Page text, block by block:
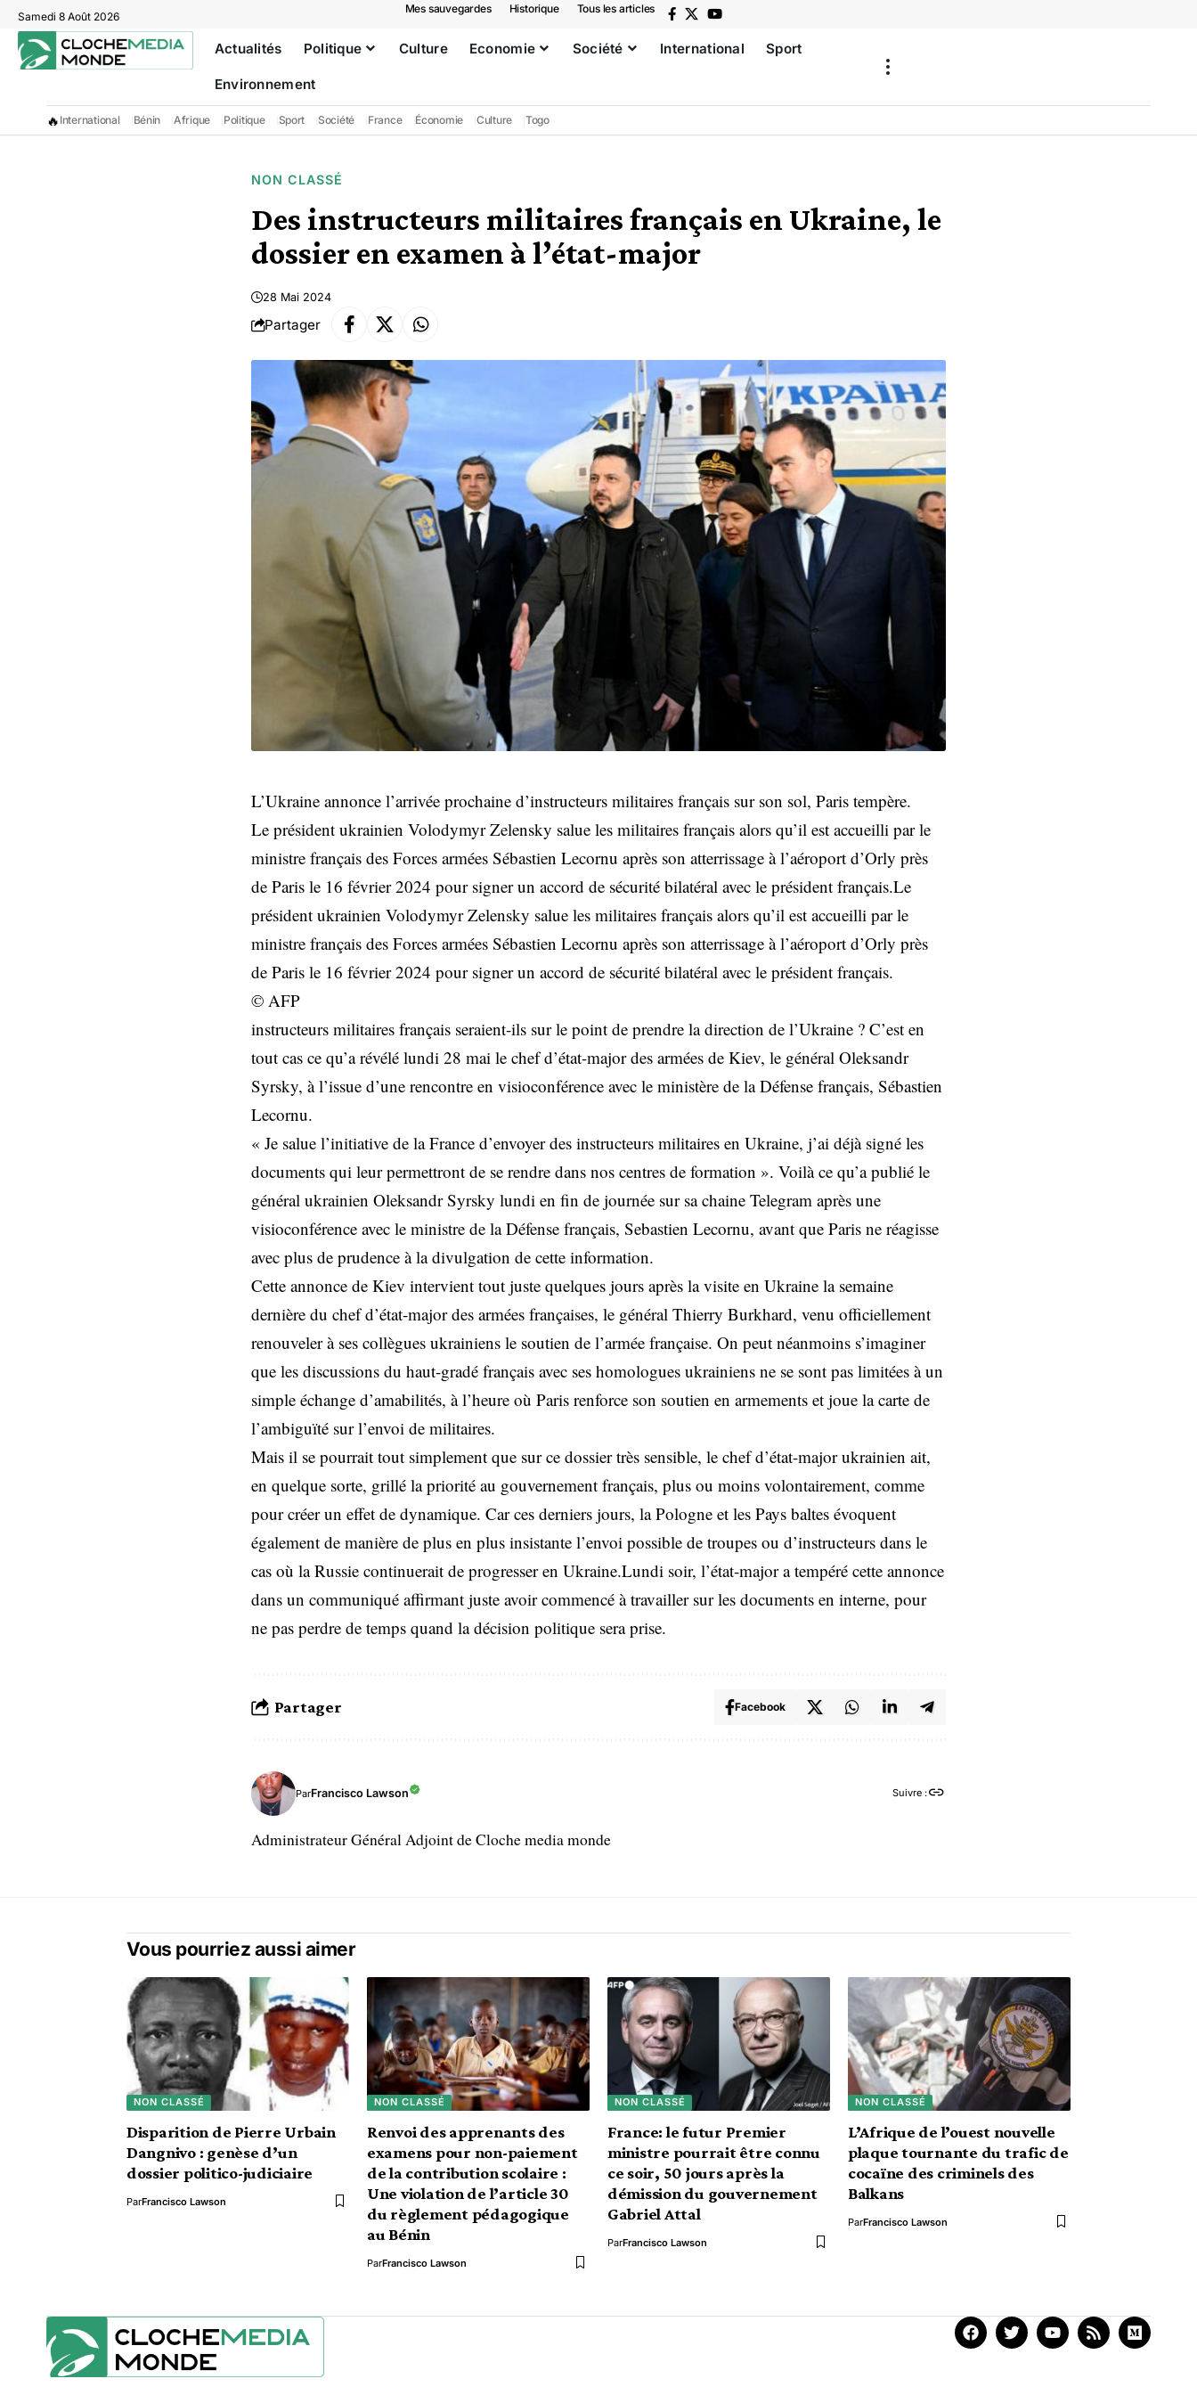
Samedi 8 Août 2026
Mes sauvegardes Historique Tous les articles
Actualités Politique Culture Economie Société International Sport
Environnement
🔥 International Bénin Afrique Politique Sport Société France Économie Culture Togo
NON CLASSÉ
Des instructeurs militaires français en Ukraine, le
dossier en examen à l’état-major
28 Mai 2024
Partager
L’Ukraine annonce l’arrivée prochaine d’instructeurs militaires français sur son sol, Paris tempère.
Le président ukrainien Volodymyr Zelensky salue les militaires français alors qu’il est accueilli par le
ministre français des Forces armées Sébastien Lecornu après son atterrissage à l’aéroport d’Orly près
de Paris le 16 février 2024 pour signer un accord de sécurité bilatéral avec le président français.Le
président ukrainien Volodymyr Zelensky salue les militaires français alors qu’il est accueilli par le
ministre français des Forces armées Sébastien Lecornu après son atterrissage à l’aéroport d’Orly près
de Paris le 16 février 2024 pour signer un accord de sécurité bilatéral avec le président français.
© AFP
instructeurs militaires français seraient-ils sur le point de prendre la direction de l’Ukraine ? C’est en
tout cas ce qu’a révélé lundi 28 mai le chef d’état-major des armées de Kiev, le général Oleksandr
Syrsky, à l’issue d’une rencontre en visioconférence avec le ministère de la Défense français, Sébastien
Lecornu.
« Je salue l’initiative de la France d’envoyer des instructeurs militaires en Ukraine, j’ai déjà signé les
documents qui leur permettront de se rendre dans nos centres de formation ». Voilà ce qu’a publié le
général ukrainien Oleksandr Syrsky lundi en fin de journée sur sa chaine Telegram après une
visioconférence avec le ministre de la Défense français, Sebastien Lecornu, avant que Paris ne réagisse
avec plus de prudence à la divulgation de cette information.
Cette annonce de Kiev intervient tout juste quelques jours après la visite en Ukraine la semaine
dernière du chef d’état-major des armées françaises, le général Thierry Burkhard, venu officiellement
renouveler à ses collègues ukrainiens le soutien de l’armée française. On peut néanmoins s’imaginer
que les discussions du haut-gradé français avec ses homologues ukrainiens ne se sont pas limitées à un
simple échange d’amabilités, à l’heure où Paris renforce son soutien en armements et joue la carte de
l’ambiguïté sur l’envoi de militaires.
Mais il se pourrait tout simplement que sur ce dossier très sensible, le chef d’état-major ukrainien ait,
en quelque sorte, grillé la priorité au gouvernement français, plus ou moins volontairement, comme
pour créer un effet de dynamique. Car ces derniers jours, la Pologne et les Pays baltes évoquent
également de manière de plus en plus insistante l’envoi possible de troupes ou d’instructeurs dans le
cas où la Russie continuerait de progresser en Ukraine.Lundi soir, l’état-major a tempéré cette annonce
dans un communiqué affirmant juste avoir commencé à travailler sur les documents en interne, pour
ne pas perdre de temps quand la décision politique sera prise.
Partager Facebook
ParFrancisco Lawson Suivre :
Administrateur Général Adjoint de Cloche media monde
Vous pourriez aussi aimer
NON CLASSÉ
Disparition de Pierre Urbain
Dangnivo : genèse d’un
dossier politico-judiciaire
ParFrancisco Lawson
NON CLASSÉ
Renvoi des apprenants des
examens pour non-paiement
de la contribution scolaire :
Une violation de l’article 30
du règlement pédagogique
au Bénin
ParFrancisco Lawson
NON CLASSÉ
France: le futur Premier
ministre pourrait être connu
ce soir, 50 jours après la
démission du gouvernement
Gabriel Attal
ParFrancisco Lawson
NON CLASSÉ
L’Afrique de l’ouest nouvelle
plaque tournante du trafic de
cocaïne des criminels des
Balkans
ParFrancisco Lawson